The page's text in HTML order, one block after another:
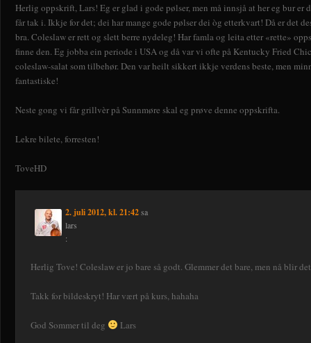
Herlig oppskrift, Lars! Eg er glad i gode pølser, men må innsjå at her eg bur er
får tak i. Ikkje for det; dei har mange gode pølser dei òg etterkvart! Då er det
bra. Coleslaw er rett og slett berre nydeleg! Har famla og leita etter «rette»
finne den. Eg jobba ein periode i USA og då var vi ofte på Kentucky Fried
coleslaw-salat som tilbehør. Den var heilt sikkert ikkje verdens beste, men
fantastiske!
Neste gong vi får grillvèr på Sunnmøre skal eg prøve denne oppskrifta.
Lekre bilete, forresten!
ToveHD
2. juli 2012, kl. 21:42 sa
lars
:
Herlig Tove! Coleslaw er jo bare så godt. Glemmer det bare, men nå blir
Takk for bildeskryt! Har vært på kurs, hahaha
God Sommer til deg Lars